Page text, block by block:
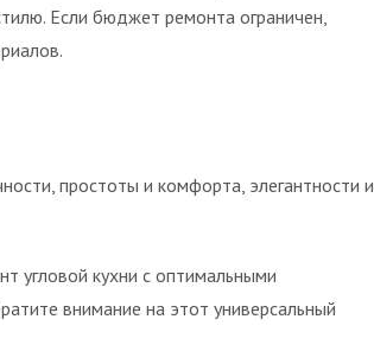
Если бюджет ремонта ограничен,
простоты и комфорта, элегантности и
угловой кухни с оптимальными
внимание на этот универсальный